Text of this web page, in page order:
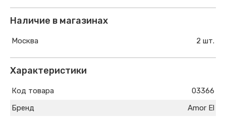
Наличие в магазинах
Москва 2 шт.
Характеристики
Код товара
03366
Бренд
Amor El